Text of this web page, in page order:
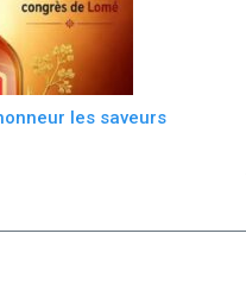
les saveurs